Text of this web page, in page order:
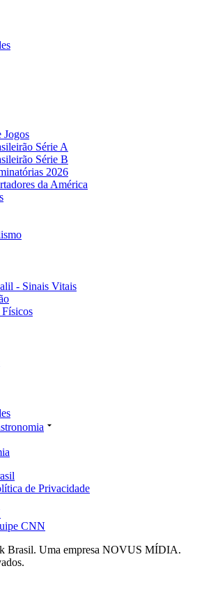
Jogos
Série A
Série B
2026
da América
- Sinais Vitais
de Privacidade
CNN
Brasil. Uma empresa NOVUS MÍDIA.